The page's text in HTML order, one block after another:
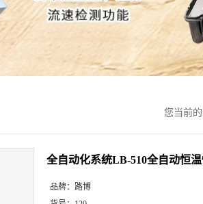
您当前
全自动化系统LB-510全自动恒
品牌： 路博